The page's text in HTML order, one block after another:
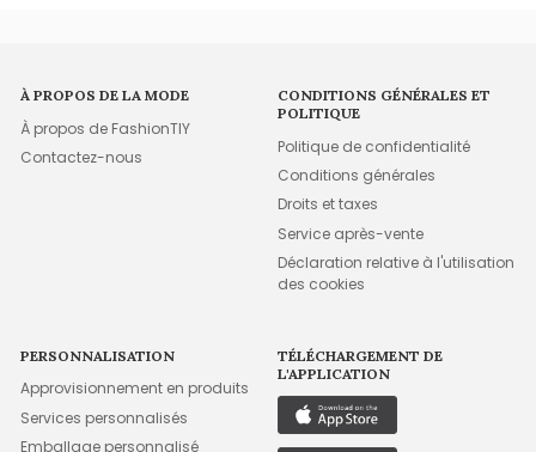
À PROPOS DE LA MODE
À propos de FashionTIY
Contactez-nous
CONDITIONS GÉNÉRALES ET
POLITIQUE
Politique de confidentialité
Conditions générales
Droits et taxes
Service après-vente
Déclaration relative à l'utilisation
des cookies
PERSONNALISATION
Approvisionnement en produits
Services personnalisés
Emballage personnalisé
TÉLÉCHARGEMENT DE
L'APPLICATION